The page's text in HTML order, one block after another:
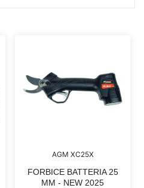
AGM XC25X
FORBICE BATTERIA 25
MM - NEW 2025